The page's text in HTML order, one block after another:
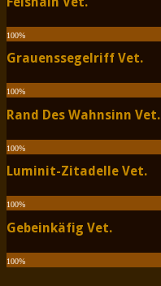
100%
Grauenssegelriff Vet.
100%
Rand Des Wahnsinn Vet.
100%
Luminit-Zitadelle Vet.
100%
Gebeinkäfig Vet.
100%